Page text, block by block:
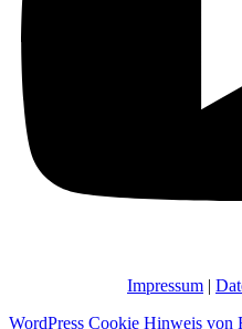
Impressum |
WordPress Cookie Hinweis von